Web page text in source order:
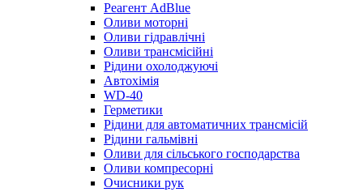
Реагент AdBlue
Оливи моторні
Оливи гідравлічні
Оливи трансмісійні
Рідини охолоджуючі
Автохімія
WD-40
Герметики
Рідини для автоматичних трансмісій
Рідини гальмівні
Оливи для сільського господарства
Оливи компресорні
Очисники рук